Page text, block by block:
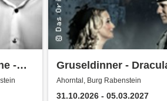
-
Gruseldinner -
Ahorntal, Burg Rabenstein
31.10.2026 - 05.03.2027